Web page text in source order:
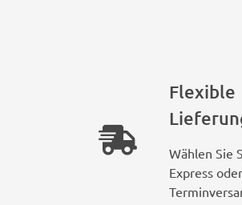
Flexible
Wählen Sie
Express oder